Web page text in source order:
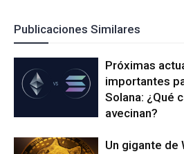
Publicaciones Similares
Próximas
importantes
Solana: ¿Qué
avecinan?
Un gigante de